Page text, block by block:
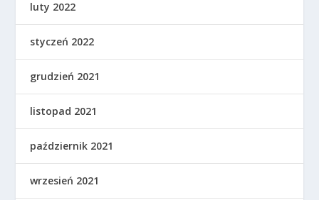
luty 2022
styczeń 2022
grudzień 2021
listopad 2021
październik 2021
wrzesień 2021